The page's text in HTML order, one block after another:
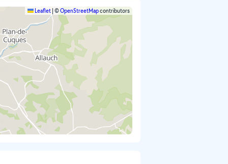
Leaflet ©OpenStreetMapcontributors